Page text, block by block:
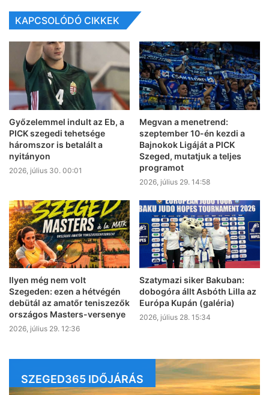
KAPCSOLÓDÓ CIKKEK
Győzelemmel indult az Eb, a
PICK szegedi tehetsége
háromszor is betalált a
nyitányon
2026, július 30. 00:01
Megvan a menetrend:
szeptember 10-én kezdi a
Bajnokok Ligáját a PICK
Szeged, mutatjuk a teljes
programot
2026, július 29. 14:58
Ilyen még nem volt
Szegeden: ezen a hétvégén
debütál az amatőr teniszezők
országos Masters-versenye
2026, július 29. 12:36
Szatymazi siker Bakuban:
dobogóra állt Asbóth Lilla az
Európa Kupán (galéria)
2026, július 28. 15:34
SZEGED365 IDŐJÁRÁS